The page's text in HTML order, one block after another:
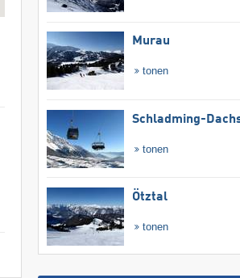
Murau
tonen
Schladming-
tonen
Ötztal
tonen